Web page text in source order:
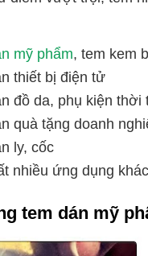
mỹ phẩm, tem kem
thiết bị điện tử
đồ da, phụ kiện thời
quà tặng doanh
ly, cốc
nhiều ứng dụng khác
tem dán mỹ